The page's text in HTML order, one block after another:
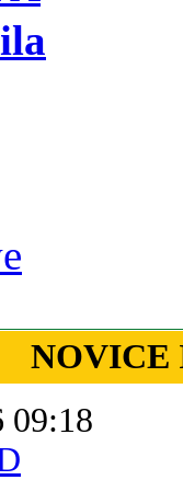
NOVICE
09:18